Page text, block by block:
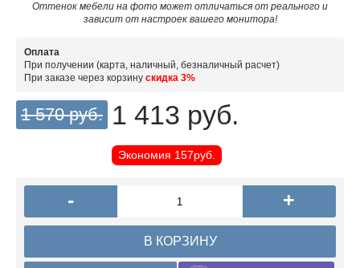
Оттенок мебели на фото может отличаться от реального и
зависит от настроек вашего монитора!
Оплата
При получении (карта, наличный, безналичный расчет)
При заказе через корзину скидка 3%
1 570 руб. 1 413 руб.
Экономия 157руб.
- +
В КОРЗИНУ